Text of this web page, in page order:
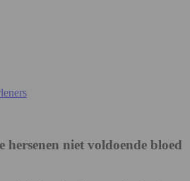
hersenen niet voldoende bloed